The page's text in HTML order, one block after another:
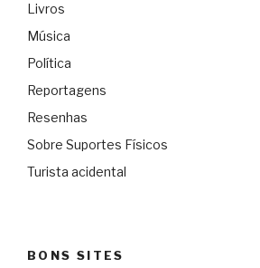
Livros
Música
Política
Reportagens
Resenhas
Sobre Suportes Físicos
Turista acidental
BONS SITES